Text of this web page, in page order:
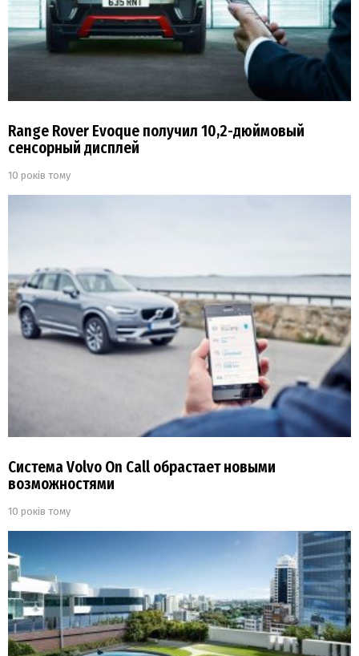
Range Rover Evoque получил 10,2-дюймовый
сенсорный дисплей
10 років тому
Система Volvo On Call обрастает новыми
возможностями
10 років тому